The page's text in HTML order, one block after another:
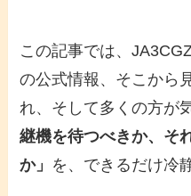
この記事では、
の公式情報、そこから
れ、そして多くの方が
継機を待つべきか、そ
か」 を、できるだけ冷